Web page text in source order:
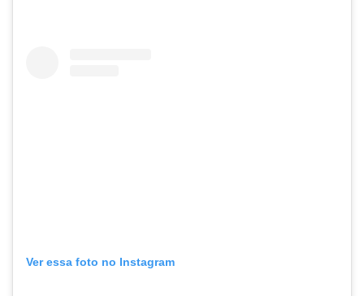
Ver essa foto no Instagram